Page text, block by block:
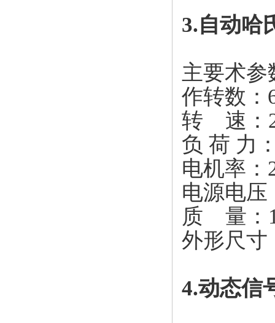
3.自动哈
主要术参
作转数：
转
速：
负 荷 力
电机率：
电源电压
质
量：
外形尺寸
4.动态信